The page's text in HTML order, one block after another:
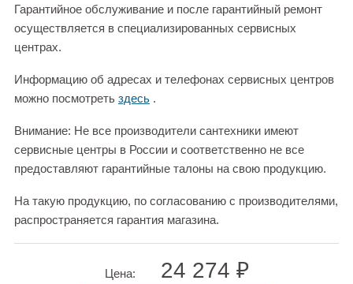
Гарантийное обслуживание и после гарантийный ремонт
осуществляется в специализированных сервисных
центрах.
Информацию об адресах и телефонах сервисных центров
можно посмотреть здесь .
Внимание: Не все производители сантехники имеют
сервисные центры в России и соответственно не все
предоставляют гарантийные талоны на свою продукцию.
На такую продукцию, по согласованию с производителями,
распространяется гарантия магазина.
Цена: 24 274 ₽